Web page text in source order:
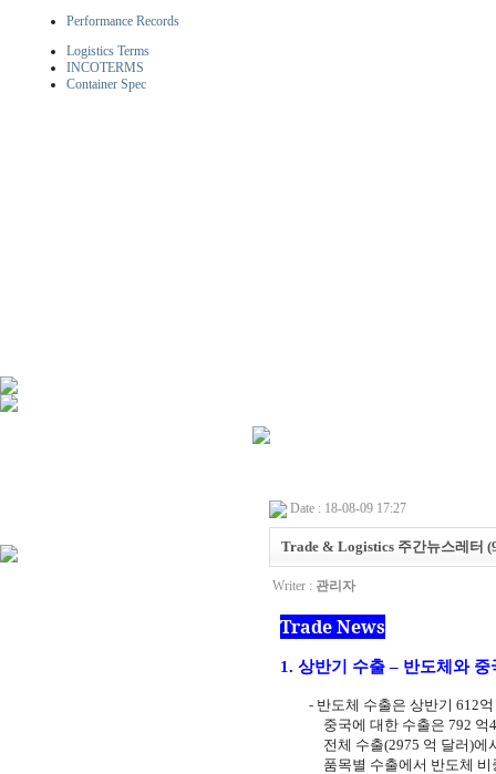
Performance Records
Logistics Terms
INCOTERMS
Container Spec
Date : 18-08-09 17:27
Trade & Logistics 주간뉴스레터
Writer : 관리자
Trade News
1. 상반기 수출 – 반도체와 중
- 반도체 수출은 상반기 612억
중국에 대한 수출은 792 억
전체 수출(2975 억 달러)에
품목별 수출에서 반도체 비